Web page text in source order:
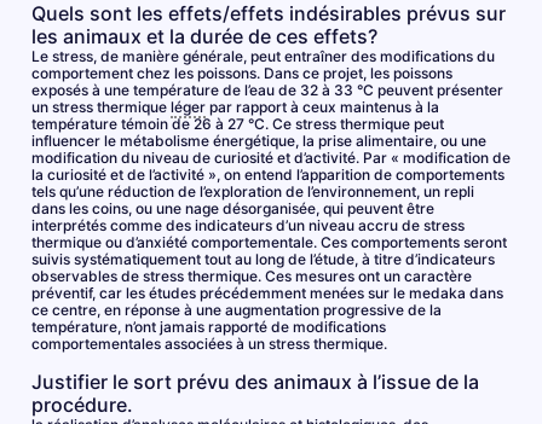
Quels sont les effets/effets indésirables prévus sur
les animaux et la durée de ces effets?
Le stress, de manière générale, peut entraîner des modifications du
comportement chez les poissons. Dans ce projet, les poissons
exposés à une température de l’eau de 32 à 33 °C peuvent présenter
un stress thermique léger par rapport à ceux maintenus à la
température témoin de 26 à 27 °C. Ce stress thermique peut
influencer le métabolisme énergétique, la prise alimentaire, ou une
modification du niveau de curiosité et d’activité. Par « modification de
la curiosité et de l’activité », on entend l’apparition de comportements
tels qu’une réduction de l’exploration de l’environnement, un repli
dans les coins, ou une nage désorganisée, qui peuvent être
interprétés comme des indicateurs d’un niveau accru de stress
thermique ou d’anxiété comportementale. Ces comportements seront
suivis systématiquement tout au long de l’étude, à titre d’indicateurs
observables de stress thermique. Ces mesures ont un caractère
préventif, car les études précédemment menées sur le medaka dans
ce centre, en réponse à une augmentation progressive de la
température, n’ont jamais rapporté de modifications
comportementales associées à un stress thermique.
Justifier le sort prévu des animaux à l’issue de la
procédure.